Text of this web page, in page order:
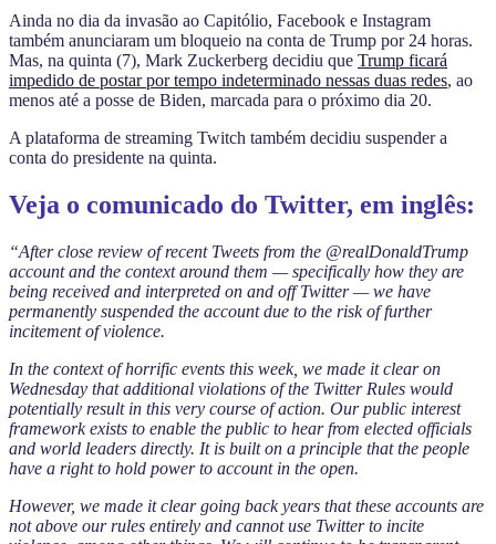
Ainda no dia da invasão ao Capitólio, Facebook e Instagram
também anunciaram um bloqueio na conta de Trump por 24 horas.
Mas, na quinta (7), Mark Zuckerberg decidiu que Trump ficará
impedido de postar por tempo indeterminado nessas duas redes, ao
menos até a posse de Biden, marcada para o próximo dia 20.
A plataforma de streaming Twitch também decidiu suspender a
conta do presidente na quinta.
Veja o comunicado do Twitter, em inglês:
“After close review of recent Tweets from the @realDonaldTrump
account and the context around them — specifically how they are
being received and interpreted on and off Twitter — we have
permanently suspended the account due to the risk of further
incitement of violence.
In the context of horrific events this week, we made it clear on
Wednesday that additional violations of the Twitter Rules would
potentially result in this very course of action. Our public interest
framework exists to enable the public to hear from elected officials
and world leaders directly. It is built on a principle that the people
have a right to hold power to account in the open.
However, we made it clear going back years that these accounts are
not above our rules entirely and cannot use Twitter to incite